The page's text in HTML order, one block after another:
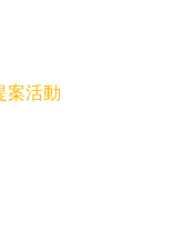
案活動